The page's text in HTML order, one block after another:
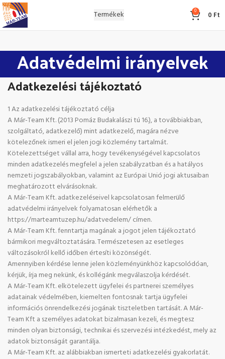
Termékek 0 0 Ft
Adatvédelmi irányelvek
Adatkezelési tájékoztató
1 Az adatkezelési tájékoztató célja
A Már-Team Kft. (2013 Pomáz Budakalászi tú 16.), a továbbiakban,
szolgáltató, adatkezelő) mint adatkezelő, magára nézve
kötelezőnek ismeri el jelen jogi közlemény tartalmát.
Kötelezettséget vállal arra, hogy tevékenységével kapcsolatos
minden adatkezelés megfelel a jelen szabályzatban és a hatályos
nemzeti jogszabályokban, valamint az Európai Unió jogi aktusaiban
meghatározott elvárásoknak.
A Már-Team Kft. adatkezeléseivel kapcsolatosan felmerülő
adatvédelmi irányelvek folyamatosan elérhetők a
https://marteamtuzep.hu/adatvedelem/ címen.
A Már-Team Kft. fenntartja magának a jogot jelen tájékoztató
bármikori megváltoztatására. Természetesen az esetleges
változásokról kellő időben értesíti közönségét.
Amennyiben kérdése lenne jelen közleményünkhöz kapcsolódóan,
kérjük, írja meg nekünk, és kollégánk megválaszolja kérdését.
A Már-Team Kft. elkötelezett ügyfelei és partnerei személyes
adatainak védelmében, kiemelten fontosnak tartja ügyfelei
információs önrendelkezési jogának tiszteletben tartását. A Már-
Team Kft a személyes adatokat bizalmasan kezeli, és megtesz
minden olyan biztonsági, technikai és szervezési intézkedést, mely az
adatok biztonságát garantálja.
A Már-Team Kft. az alábbiakban ismerteti adatkezelési gyakorlatát.